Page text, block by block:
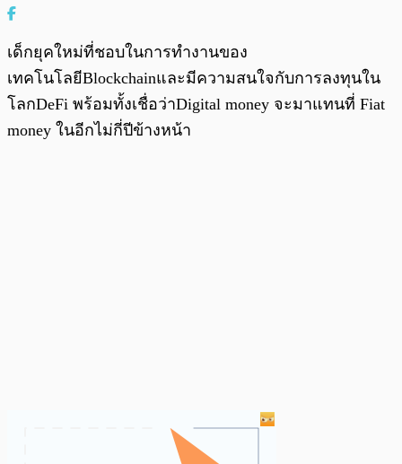
เด็กยุคใหม่ที่ชอบในการทำงานของ
เทคโนโลยีBlockchainและมีความสนใจกับการลงทุนใน
โลกDeFi พร้อมทั้งเชื่อว่าDigital money จะมาแทนที่ Fiat
money ในอีกไม่กี่ปีข้างหน้า